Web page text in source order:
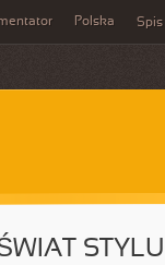
Polska Spis
STYLU